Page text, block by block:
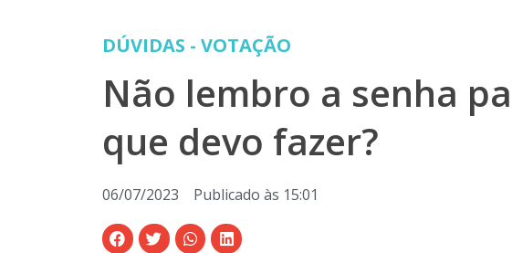
DÚVIDAS - VOTAÇÃO
Não lembro a senha
que devo fazer?
06/07/2023 Publicado às 15:01